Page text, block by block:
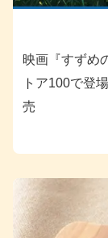
映画『すずめ
トア100で登
売